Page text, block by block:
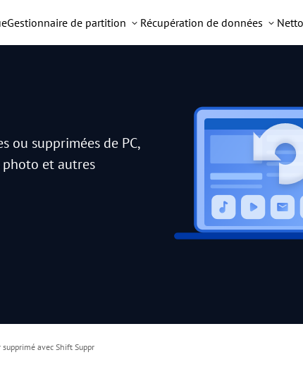
Gestionnaire de partition Récupération de données
ou supprimées de PC,
photo et autres
avec Shift Suppr